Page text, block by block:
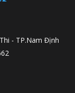
- TP.Nam Định